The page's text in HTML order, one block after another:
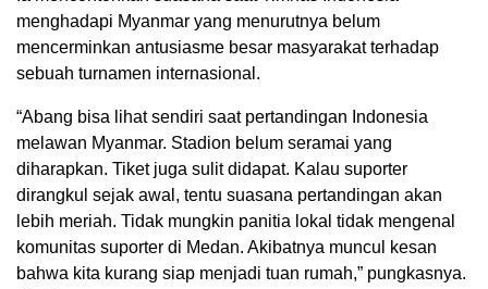
menghadapi Myanmar yang menurutnya belum
mencerminkan antusiasme besar masyarakat terhadap
sebuah turnamen internasional.
“Abang bisa lihat sendiri saat pertandingan Indonesia
melawan Myanmar. Stadion belum seramai yang
diharapkan. Tiket juga sulit didapat. Kalau suporter
dirangkul sejak awal, tentu suasana pertandingan akan
lebih meriah. Tidak mungkin panitia lokal tidak mengenal
komunitas suporter di Medan. Akibatnya muncul kesan
bahwa kita kurang siap menjadi tuan rumah,” pungkasnya.